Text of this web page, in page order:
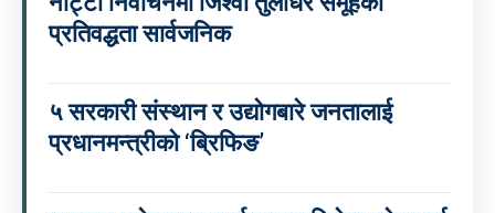
प्रतिवद्धता सार्वजनिक
५ सरकारी संस्थान र उद्योगबारे जनतालाई
प्रधानमन्त्रीको ‘ब्रिफिङ’